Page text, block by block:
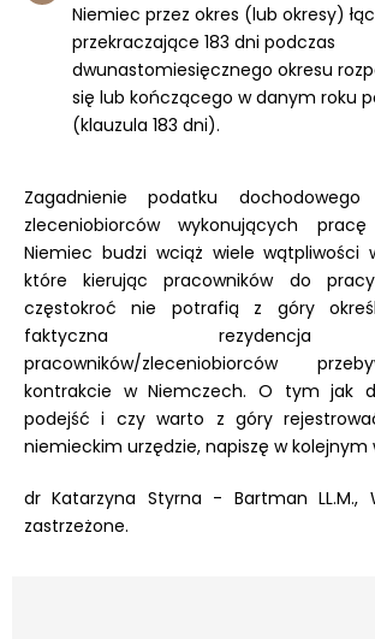
Niemiec przez okres (lub okresy)
przekraczające 183 dni podczas
dwunastomiesięcznego okresu
się lub kończącego w danym roku
(klauzula 183 dni).
Zagadnienie podatku
zleceniobiorców wykonujących
Niemiec budzi wciąż wiele wątpliwości
które kierując pracowników do
częstokroć nie potrafią z góry
faktyczna rezydencja
pracowników/zleceniobiorców
kontrakcie w Niemczech. O tym jak
podejść i czy warto z góry
niemieckim urzędzie, napiszę w kolejnym
dr Katarzyna Styrna - Bartman LL.M.,
zastrzeżone.